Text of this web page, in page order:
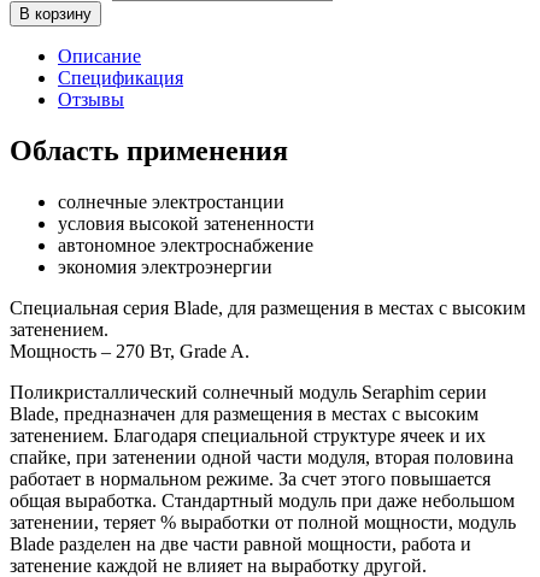
В корзину
Описание
Спецификация
Отзывы
Область применения
солнечные электростанции
условия высокой затененности
автономное электроснабжение
экономия электроэнергии
Специальная серия Blade, для размещения в местах с высоким
затенением.
Мощность – 270 Вт, Grade A.
Поликристаллический солнечный модуль Seraphim серии
Blade, предназначен для размещения в местах с высоким
затенением. Благодаря специальной структуре ячеек и их
спайке, при затенении одной части модуля, вторая половина
работает в нормальном режиме. За счет этого повышается
общая выработка. Стандартный модуль при даже небольшом
затенении, теряет % выработки от полной мощности, модуль
Blade разделен на две части равной мощности, работа и
затенение каждой не влияет на выработку другой.